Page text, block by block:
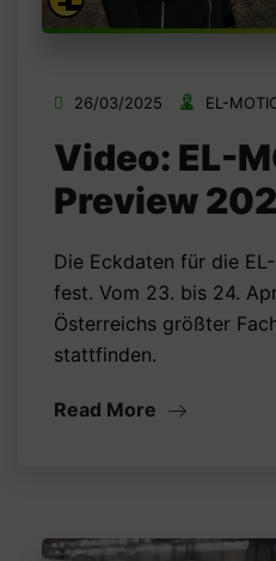
26/03/2025 EL-
Video: EL-
Preview
Die Eckdaten für die
fest. Vom 23. bis 24.
Österreichs größter
stattfinden.
Read More